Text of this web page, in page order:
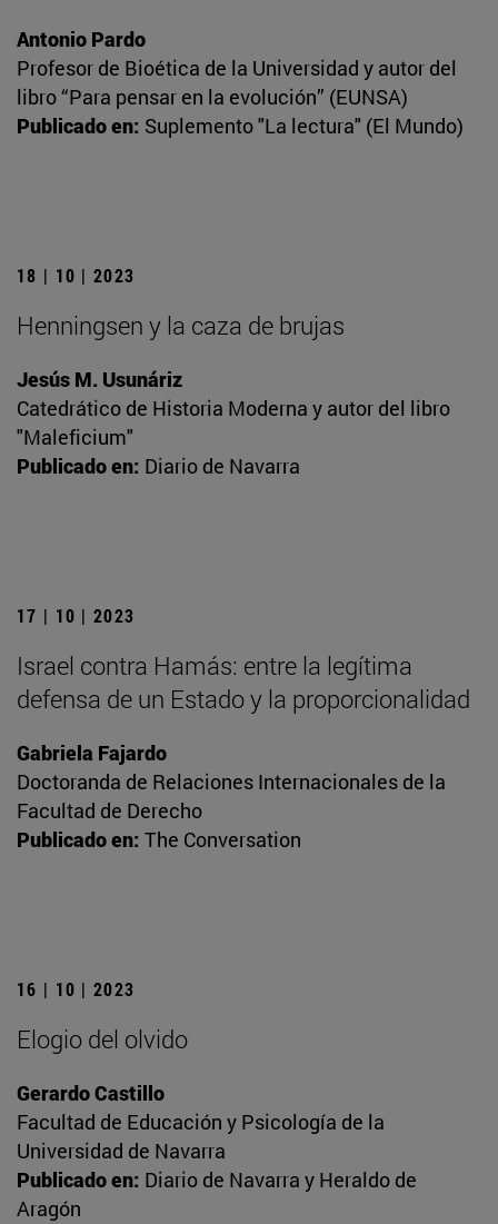
Antonio Pardo
Profesor de Bioética de la Universidad y autor del
libro “Para pensar en la evolución” (EUNSA)
Publicado en: Suplemento "La lectura" (El Mundo)
18 | 10 | 2023
Henningsen y la caza de brujas
Jesús M. Usunáriz
Catedrático de Historia Moderna y autor del libro
"Maleficium"
Publicado en: Diario de Navarra
17 | 10 | 2023
Israel contra Hamás: entre la legítima
defensa de un Estado y la proporcionalidad
Gabriela Fajardo
Doctoranda de Relaciones Internacionales de la
Facultad de Derecho
Publicado en: The Conversation
16 | 10 | 2023
Elogio del olvido
Gerardo Castillo
Facultad de Educación y Psicología de la
Universidad de Navarra
Publicado en: Diario de Navarra y Heraldo de
Aragón